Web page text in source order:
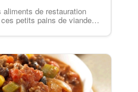
de restauration
petits pains de viande